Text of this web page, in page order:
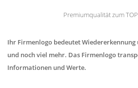
Premiumqualität zum
Ihr Firmenlogo bedeutet
und noch viel mehr. Das Firmenlogo
Informationen und Werte.